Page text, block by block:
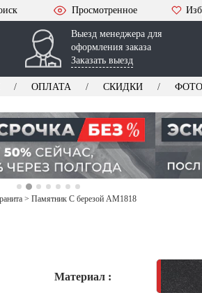
Просмотренное
Выезд менеджера для
оформления заказа
Заказать выезд
ОПЛАТА СКИДКИ
> Памятник С березой AM1818
Материал :